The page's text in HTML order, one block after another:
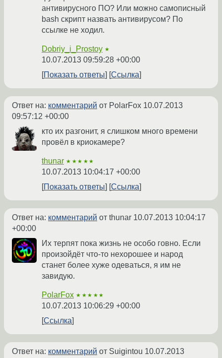
антивирусного ПО? Или можно самописный
bash скрипт назвать антивирусом? По
ссылке не ходил.
Dobriy_i_Prostoy ★
10.07.2013 09:59:28 +00:00
Показать ответы
Ссылка
Ответ на: комментарий от PolarFox 10.07.2013
09:57:12 +00:00
кто их разгонит, я слишком много времени
провёл в криокамере?
thunar ★★★★★
10.07.2013 10:04:17 +00:00
Показать ответы
Ссылка
Ответ на: комментарий от thunar 10.07.2013 10:04:17
+00:00
Их терпят пока жизнь не особо говно. Если
произойдёт что-то нехорошее и народ
станет более хуже одеваться, я им не
завидую.
PolarFox ★★★★★
10.07.2013 10:06:29 +00:00
Ссылка
Ответ на: комментарий от Suigintou 10.07.2013